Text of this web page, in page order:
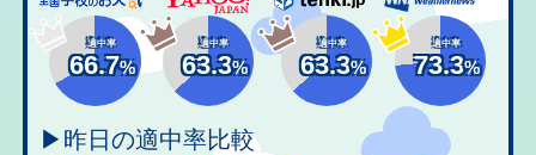
適中率
66.7%
適中率
63.3%
適中率
63.3%
適中率
73.3%
▶昨日の適中率比較